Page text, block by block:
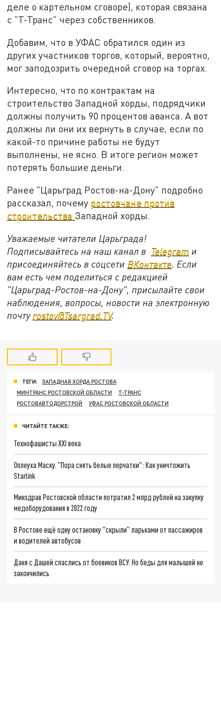
деле о картельном сговоре), которая связана
с "Т-Транс" через собственников.
Добавим, что в УФАС обратился один из
других участников торгов, который, вероятно,
мог заподозрить очередной сговор на торгах.
Интересно, что по контрактам на
строительство Западной хорды, подрядчики
должны получить 90 процентов аванса. А вот
должны ли они их вернуть в случае, если по
какой-то причине работы не будут
выполнены, не ясно. В итоге регион может
потерять большие деньги.
Ранее "Царьград Ростов-на-Дону" подробно
рассказал, почему ростовчане против
строительства Западной хорды.
Уважаемые читатели Царьграда!
Подписывайтесь на наш канал в Telegram и
присоединяйтесь в соцсети ВКонтакте . Если
вам есть чем поделиться с редакцией
"Царьград-Ростов-на-Дону", присылайте свои
наблюдения, вопросы, новости на электронную
почту rostov@Tsargrad.ТV.
ТЕГИ:
ЗАПАДНАЯ ХОРДА РОСТОВА
МИНТРАНС РОСТОВСКОЙ ОБЛАСТИ
Т-ТРАНС
РОСТОВАВТОДОРСТРОЙ
УФАС РОСТОВСКОЙ ОБЛАСТИ
ЧИТАЙТЕ ТАКЖЕ:
Технофашисты XXI века
Оплеуха Маску. "Пора снять белые перчатки": Как уничтожить
Starlink
Минздрав Ростовской области потратил 2 млрд рублей на закупку
медоборудования в 2022 году
В Ростове ещё одну остановку "скрыли" ларьками от пассажиров
и водителей автобусов
Даня с Дашей спаслись от боевиков ВСУ. Но беды для малышей не
закончились